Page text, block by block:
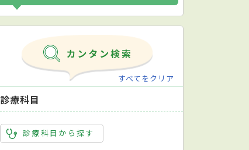
すべてをクリア
診療科目
診療科目から探す